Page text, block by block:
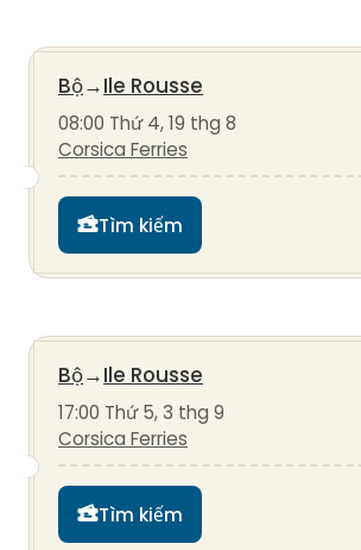
Bộ→Ile Rousse
08:00 Thứ 4, 19 thg 8
Corsica Ferries
Tìm kiếm
Bộ→Ile Rousse
17:00 Thứ 5, 3 thg 9
Corsica Ferries
Tìm kiếm